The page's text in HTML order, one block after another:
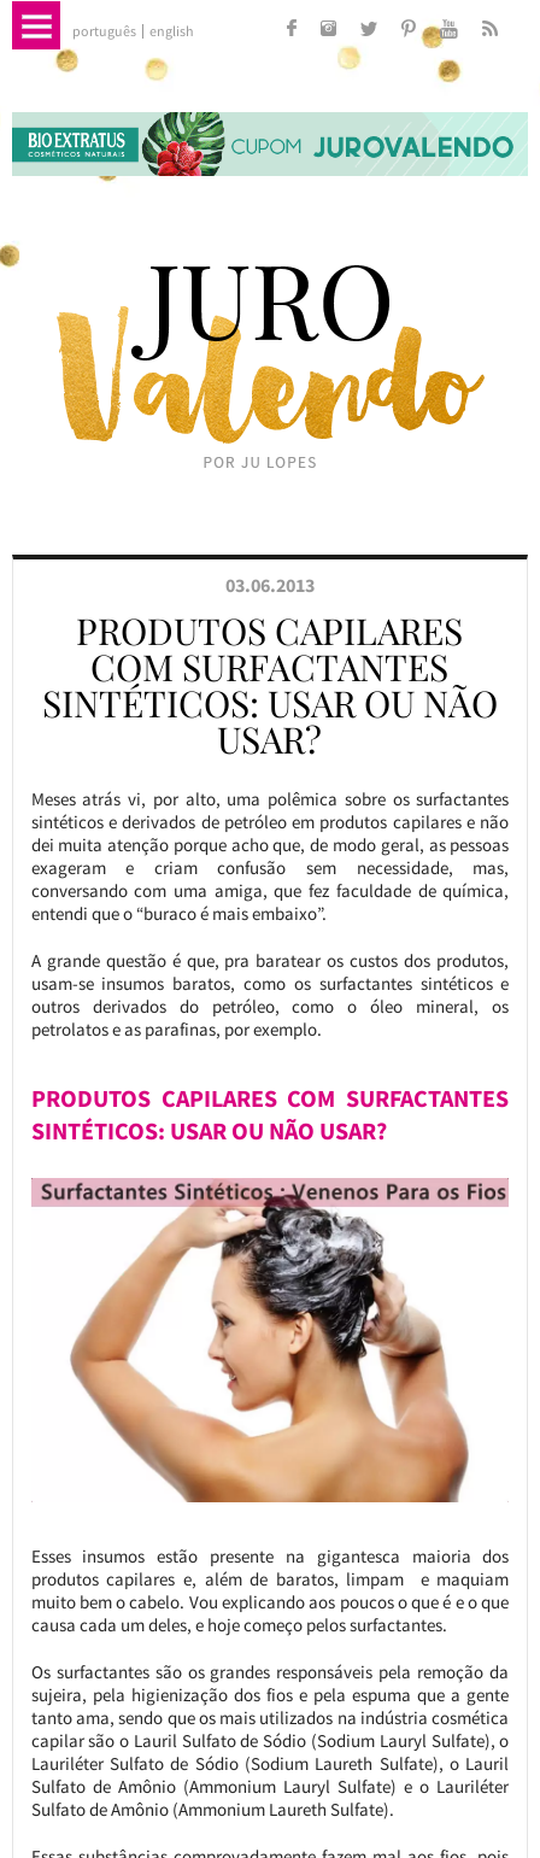
português english
03.06.2013
PRODUTOS CAPILARES
COM SURFACTANTES
SINTÉTICOS: USAR OU NÃO
USAR?
Meses atrás vi, por alto, uma polêmica sobre os surfactantes
sintéticos e derivados de petróleo em produtos capilares e não
dei muita atenção porque acho que, de modo geral, as pessoas
exageram e criam confusão sem necessidade, mas,
conversando com uma amiga, que fez faculdade de química,
entendi que o “buraco é mais embaixo”.
A grande questão é que, pra baratear os custos dos produtos,
usam-se insumos baratos, como os surfactantes sintéticos e
outros derivados do petróleo, como o óleo mineral, os
petrolatos e as parafinas, por exemplo.
PRODUTOS CAPILARES COM SURFACTANTES
SINTÉTICOS: USAR OU NÃO USAR?
Esses insumos estão presente na gigantesca maioria dos
produtos capilares e, além de baratos, limpam e maquiam
muito bem o cabelo. Vou explicando aos poucos o que é e o que
causa cada um deles, e hoje começo pelos surfactantes.
Os surfactantes são os grandes responsáveis pela remoção da
sujeira, pela higienização dos fios e pela espuma que a gente
tanto ama, sendo que os mais utilizados na indústria cosmética
capilar são o Lauril Sulfato de Sódio (Sodium Lauryl Sulfate), o
Lauriléter Sulfato de Sódio (Sodium Laureth Sulfate), o Lauril
Sulfato de Amônio (Ammonium Lauryl Sulfate) e o Lauriléter
Sulfato de Amônio (Ammonium Laureth Sulfate).